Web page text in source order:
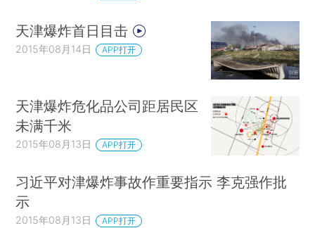
天津爆炸首日目击
2015年08月14日 APP打开
天津爆炸危化品公司距居民区
未满千米
2015年08月13日 APP打开
习近平对津爆炸事故作重要指示 李克强作批
示
2015年08月13日 APP打开